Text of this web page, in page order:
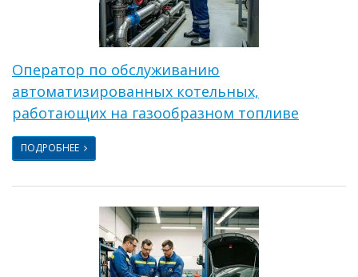
Оператор по обслуживанию
автоматизированных котельных,
работающих на газообразном топливе
ПОДРОБНЕЕ